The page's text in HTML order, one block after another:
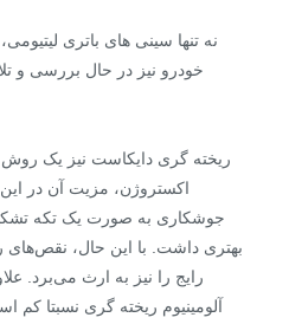
نه تنها سینی های باتری
خودرو نیز در حال بررسی و
ریخته گری دایکاست نیز یک روش
اکستروژن، مزیت آن در
جوشکاری به صورت یک تکه
بهتری داشت. با این حال، نقص‌های
رایج را نیز به ارث می‌برد.
آلومینیوم ریخته گری نسبتا کم